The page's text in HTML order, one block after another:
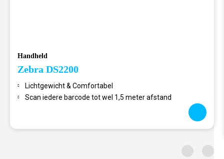
Handheld
Zebra DS2200
Lichtgewicht & Comfortabel
Scan iedere barcode tot wel 1,5 meter afstand